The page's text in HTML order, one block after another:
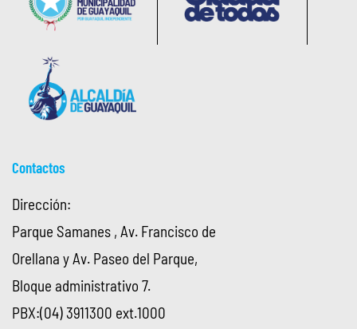
Contactos
Dirección:
Parque Samanes , Av. Francisco de
Orellana y Av. Paseo del Parque,
Bloque administrativo 7.
PBX:(04) 3911300 ext.1000